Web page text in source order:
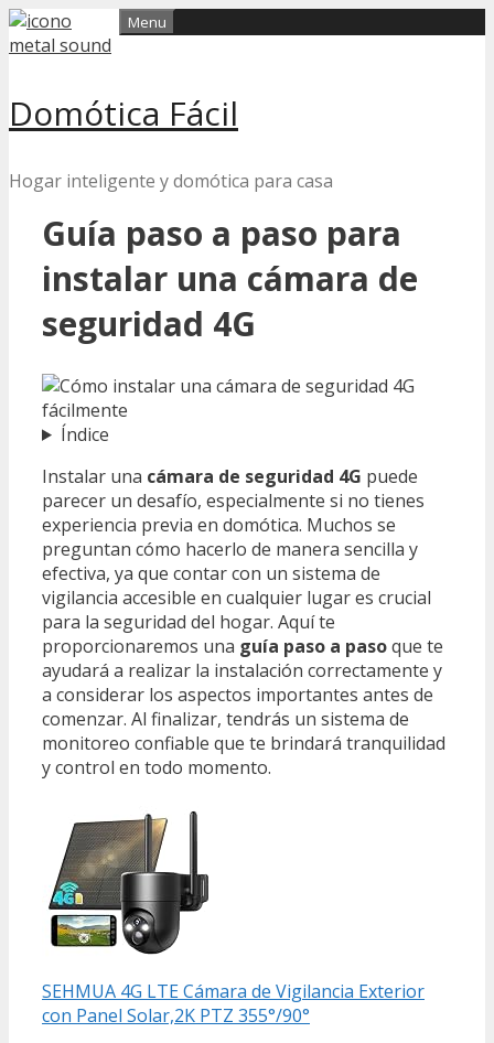
Skip
to
Domótica Fácil
Hogar inteligente y domótica para casa
Menu
Guía paso a paso para
instalar una cámara de
seguridad 4G
Índice
Instalar una cámara de seguridad 4G puede
parecer un desafío, especialmente si no tienes
experiencia previa en domótica. Muchos se
preguntan cómo hacerlo de manera sencilla y
efectiva, ya que contar con un sistema de
vigilancia accesible en cualquier lugar es crucial
para la seguridad del hogar. Aquí te
proporcionaremos una guía paso a pasoque te
ayudará a realizar la instalación correctamente y
a considerar los aspectos importantes antes de
comenzar. Al finalizar, tendrás un sistema de
monitoreo confiable que te brindará tranquilidad
y control en todo momento.
SEHMUA 4G LTE Cámara de Vigilancia Exterior
con Panel Solar,2K PTZ 355°/90°